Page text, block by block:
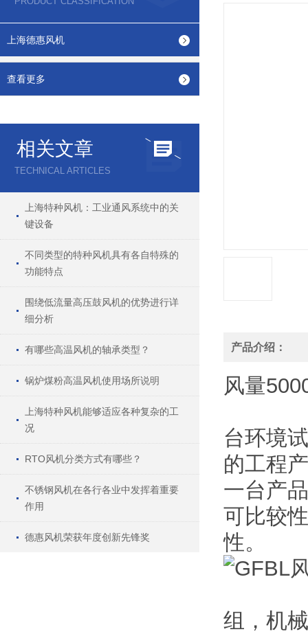
上海德惠风机
查看更多
相关文章
TECHNICAL ARTICLES
上海特种风机：工业通风系统中的关
键设备
不同类型的特种风机具有各自特殊的
功能特点
围绕低流量高压鼓风机的优势进行详
细分析
有哪些高温风机的轴承类型？
锅炉煤粉高温风机使用场所说明
上海特种风机能够适应各种复杂的工
况
RTO风机分类方式有哪些？
不锈钢风机在各行各业中发挥着重要
作用
德惠风机荣获年度创新先锋奖
产品介绍：
风量
台环境
的工程
一台产
可比较
性。
组，机